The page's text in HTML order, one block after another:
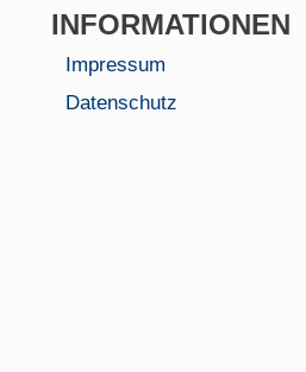
INFORMA­TIONEN
Impressum
Datenschutz